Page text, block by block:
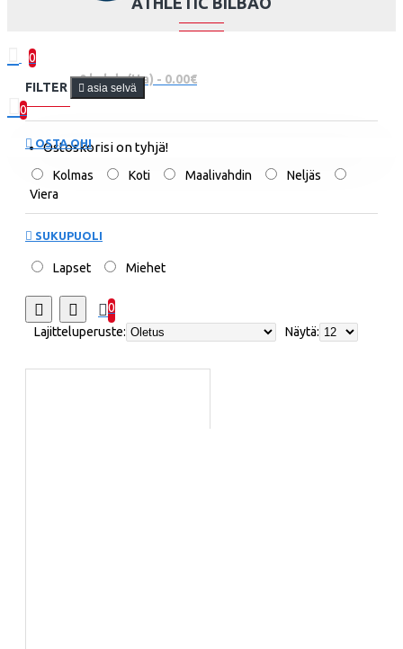
0
0 kohde(tta) - 0.00€
0
Ostoskorisi on tyhjä!
FILTER asia selvä
OSTA OHI
Kolmas Koti Maalivahdin
Neljäs
Viera
SUKUPUOLI
Lapset Miehet
0
Lajitteluperuste:
Näytä: